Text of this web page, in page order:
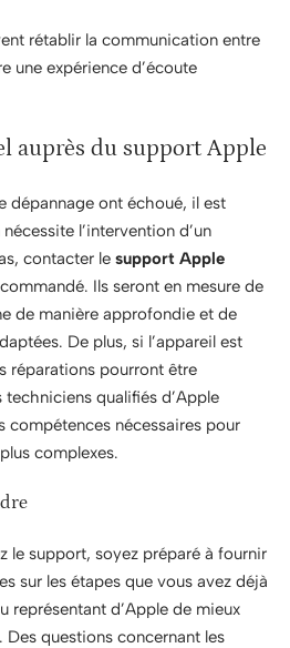
rétablir la communication entre
une expérience d’écoute
auprès du support Apple
dépannage ont échoué, il est
l’intervention d’un
contacter le support Apple
Ils seront en mesure de
de manière approfondie et de
De plus, si l’appareil est
réparations pourront être
qualifiés d’Apple
compétences nécessaires pour
complexes.
le support, soyez préparé à fournir
sur les étapes que vous avez déjà
représentant d’Apple de mieux
questions concernant les